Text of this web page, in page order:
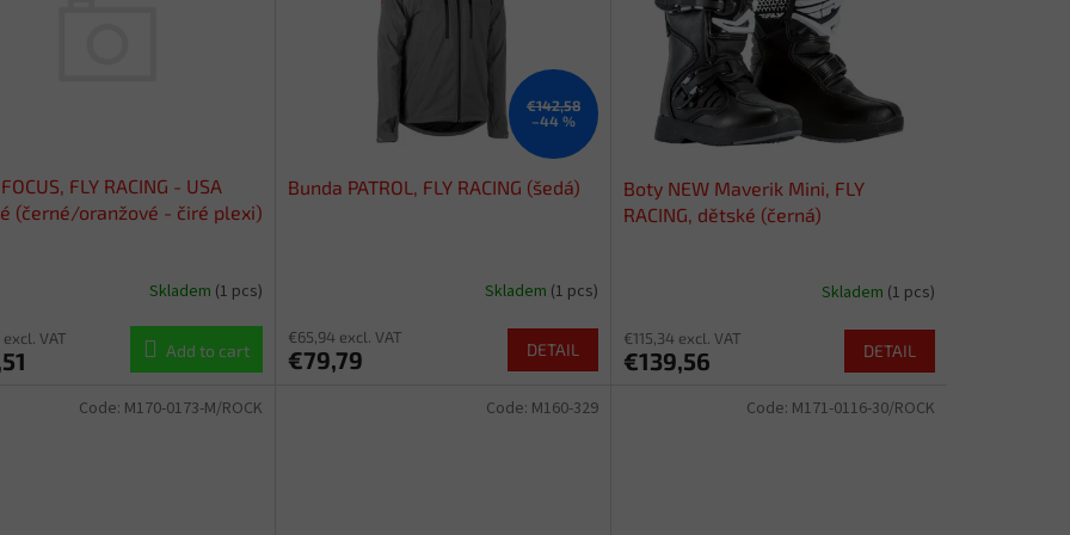
FLY RACING - USA
(černé/oranžové - čiré plexi)
Skladem (1 pcs)
VAT
Add to cart
€142,58
–44 %
Bunda PATROL, FLY RACING (šedá)
Skladem (1 pcs)
€65,94 excl. VAT
€79,79 DETAIL
Boty NEW Maverik Mini, FLY
RACING, dětské (černá)
Skladem (1 pcs)
€115,34 excl. VAT
€139,56 DETAIL
Code: M170-0173-M/ROCK Code: M160-329 Code: M171-0116-30/ROCK